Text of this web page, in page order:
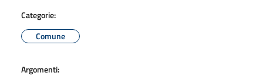
Categorie:
Comune
Argomenti: